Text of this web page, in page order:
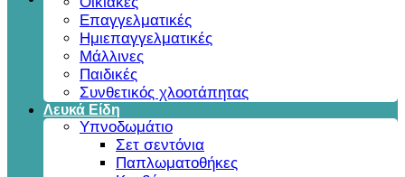
Επαγγελματικές
Ημιεπαγγελματικές
Μάλλινες
Παιδικές
Συνθετικός χλοοτάπητας
Λευκά Είδη
Υπνοδωμάτιο
Σετ σεντόνια
Παπλωματοθήκες